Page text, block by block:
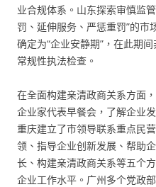
业合规体系。山东探索审慎监
罚、延伸服务、严惩重罚”的
确定为“企业安静期”，在此期
常规性执法检查。
在全面构建亲清政商关系方面
企业家代表早餐会，了解企业
重庆建立了市领导联系重点民
领、指导企业创新发展、帮助
长、构建亲清政商关系等五个
企业工作水平。广州多个党政